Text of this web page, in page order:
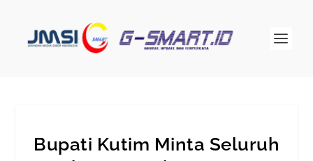
Bupati Kutim Minta Seluruh